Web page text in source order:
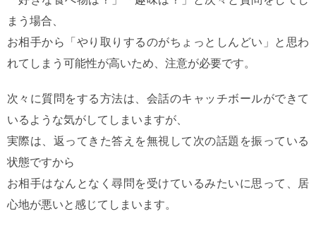
まう場合、
お相手から「やり取りするのがちょっとしんどい」と思わ
れてしまう可能性が高いため、注意が必要です。
次々に質問をする方法は、会話のキャッチボールができて
いるような気がしてしまいますが、
実際は、返ってきた答えを無視して次の話題を振っている
状態ですから
お相手はなんとなく尋問を受けているみたいに思って、居
心地が悪いと感じてしまいます。